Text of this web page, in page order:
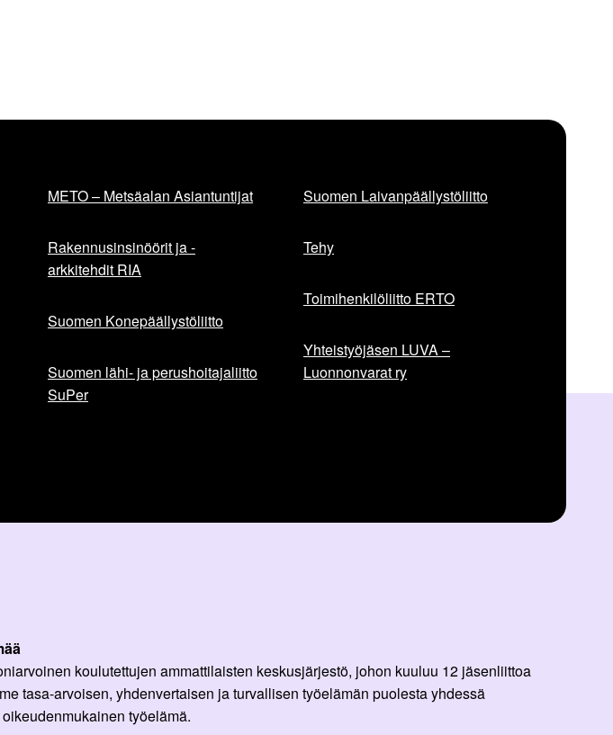
METO – Metsäalan Asiantuntijat
Rakennusinsinöörit ja -
arkkitehdit RIA
Suomen Konepäällystöliitto
Suomen lähi- ja perushoitajaliitto
SuPer
Suomen Laivanpäällystöliitto
Tehy
Toimihenkilöliitto ERTO
Yhteistyöjäsen LUVA –
Luonnonvarat ry
koulutettujen ammattilaisten keskusjärjestö, johon kuuluu 12 jäsenliittoa
tasa-arvoisen, yhdenvertaisen ja turvallisen työelämän puolesta yhdessä
työelämä.